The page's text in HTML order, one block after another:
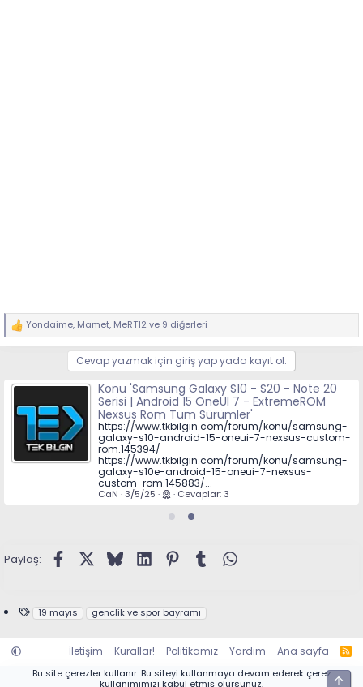
T
e
p
e
Yondaime, Mamet, MeRT12 ve 9 diğerleri
Cevap yazmak için giriş yap yada kayıt ol.
Konu 'Samsung Galaxy S10 - S20 - Note 20
Serisi | Android 15 OneUI 7 - ExtremeROM
Nexsus Rom Tüm Sürümler'
https://www.tkbilgin.com/forum/konu/samsung-
galaxy-s10-android-15-oneui-7-nexsus-custom-
rom.145394/
https://www.tkbilgin.com/forum/konu/samsung-
galaxy-s10e-android-15-oneui-7-nexsus-
custom-rom.145883/...
CaN 3/5/25 Cevaplar: 3
Paylaş: FacebookX (Twitter)
BlueskyLinkedInPinterestTumblrWhatsApp
E
t
19 mayıs genclik ve spor bayramı
İletişim Kurallar! Politikamız Yardım Ana sayfa
R
S
Bu site çerezler kullanır. Bu siteyi kullanmaya devam ederek çerez
kullanımımızı kabul etmiş olursunuz.